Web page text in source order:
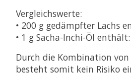
Vergleichswerte:
• 200 g gedämpfter Lachs
• 1 g Sacha-Inchi-Öl
Durch die Kombination
besteht somit kein Risiko